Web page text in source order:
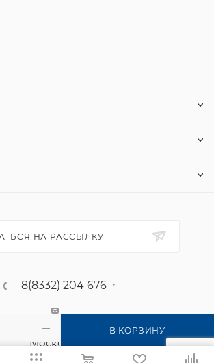
В КОРЗИНУ
НА РАССЫЛКУ
8(8332) 204 676
г. Киров, п. Садаковский, ул.
Московская, 2б